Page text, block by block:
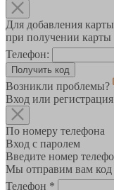
Для добавления
при получении карты
Телефон:
Возникли проблемы?
Вход или регистрация
По номеру телефона
Вход с паролем
Введите номер
Мы отправим вам код
Телефон *